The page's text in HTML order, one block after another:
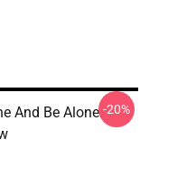
And Be Alone.-20%